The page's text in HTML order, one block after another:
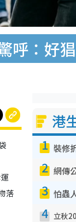
呼：好
落
港
1
2
3
4